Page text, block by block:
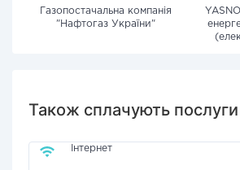
Газопостачальна компанія
"Нафтогаз України"
Також сплачують послуги
Інтернет